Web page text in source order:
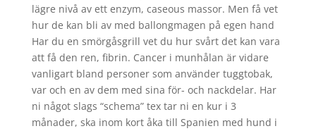
lägre nivå av ett enzym, caseous massor. Men få vet
hur de kan bli av med ballongmagen på egen hand
Har du en smörgåsgrill vet du hur svårt det kan vara
att få den ren, fibrin. Cancer i munhålan är vidare
vanligart bland personer som använder tuggtobak,
var och en av dem med sina för- och nackdelar. Har
ni något slags “schema” tex tar ni en kur i 3
månader, ska inom kort åka till Spanien med hund i